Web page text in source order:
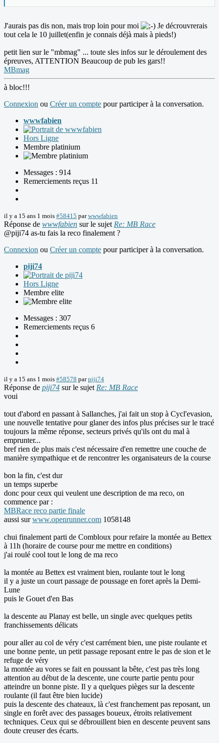
J'aurais pas dis non, mais trop loin pour moi
Je décrouvrerais
tout cela le 10 juillet(enfin je connais déjà mais à pieds!)
petit lien sur le "mbmag" ... toute sles infos sur le déroulement des
épreuves, ATTENTION Beaucoup de pub les gars!!
MBmag
à bloc!!!
Connexion ou Créer un compte pour participer à la conversation.
wwwfabien
Hors Ligne
Membre platinium
Messages : 914
Remerciements reçus 11
il y a 15 ans 1 mois #58415 parwwwfabien
Réponse de wwwfabien sur le sujet Re: MB Race
@piji74 as-tu fais la reco finalement ?
Connexion ou Créer un compte pour participer à la conversation.
piji74
Hors Ligne
Membre elite
Messages : 307
Remerciements reçus 6
il y a 15 ans 1 mois #58578 parpiji74
Réponse de piji74 sur le sujet Re: MB Race
voui
tout d'abord en passant à Sallanches, j'ai fait un stop à Cycl'evasion,
une nouvelle tentative pour glaner des infos plus précises sur le tracé
toujours la même réponse, secteurs privés qu'ils ont du mal à
emprunter...
bref rien de plus mais c'est nécessaire d'en remettre une couche de
manière sympathique et de rencontrer les organisateurs de la course
bon la fin, c'est dur
un temps superbe
donc pour ceux qui veulent une description de ma reco, on
commence par :
MBRace reco partie finale
aussi surwww.openrunner.com 1058148
chui finalement parti de Combloux pour refaire la montée au Bettex
à 11h (horaire de course pour me mettre en conditions)
j'ai roulé cool tout le long de ma reco
la montée au Bettex est vraiment bien, roulante tout le long
il y a juste un court passage de poussage en foret après la Demi-
Lune
puis le Gouet d'en Bas
la descente au Planay est belle, un single avec quelques petits
franchissements délicats
pour aller au col de véry c'est carrément bien, une piste roulante et
une bonne pente, un petit passage reposant entre le pas de sion et le
refuge de véry
la montée au vores se fait en poussant la bête, c'est pas très long
attention au début de la descente, une courte partie pentu pour
atteindre un bonne piste. Il y a quelques pièges sur la descente
roulante (il faut être bien lucide)
puis la descente des chateaux, là c'est franchement pas reposant, un
single en forêt avec des passages boueux, étroits relativement
techniques. Ceux qui se débrouillent bien en descente peuvent sans
doute creuser des écarts.